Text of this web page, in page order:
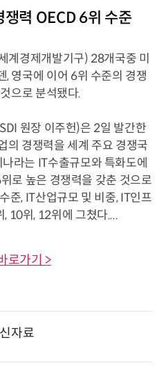
력 OECD 6위 수준
계경제개발기구) 28개국중 미
, 영국에 이어 6위 수준의 경쟁
으로 분석됐다.
원장 이주헌)은 2일 발간한
의 경쟁력을 세계 주요 경쟁국
라는 IT수출규모와 특화도에
로 높은 경쟁력을 갖춘 것으로
준, IT산업규모 및 비중, IT인프
10위, 12위에 그쳤다....
로가기 >
자료